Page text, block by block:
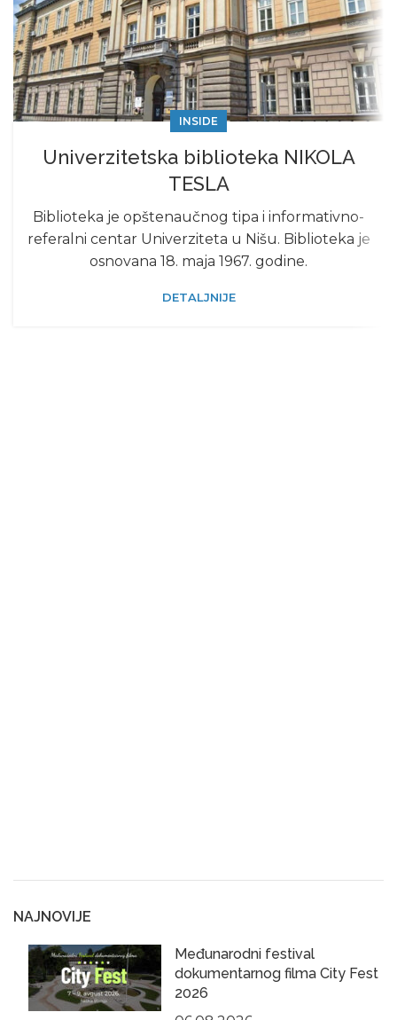
INSIDE
Univerzitetska biblioteka NIKOLA
TESLA
Biblioteka je opštenaučnog tipa i informativno-
referalni centar Univerziteta u Nišu. Biblioteka je
osnovana 18. maja 1967. godine.
DETALJNIJE
NAJNOVIJE
Međunarodni festival
dokumentarnog filma City Fest
2026